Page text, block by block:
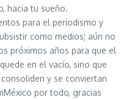
hacia tu sueño.
para el periodismo y
como medios; aún no
próximos años para que el
en el vacío, sino que
y se conviertan
por todo, gracias